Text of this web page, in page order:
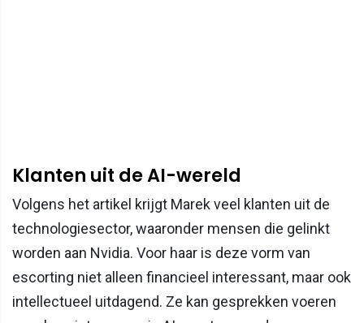
Klanten uit de AI-wereld
Volgens het artikel krijgt Marek veel klanten uit de
technologiesector, waaronder mensen die gelinkt
worden aan Nvidia. Voor haar is deze vorm van
escorting niet alleen financieel interessant, maar ook
intellectueel uitdagend. Ze kan gesprekken voeren